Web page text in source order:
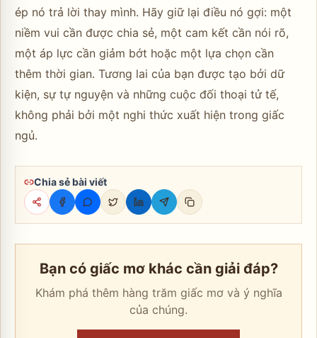
ép nó trả lời thay mình. Hãy giữ lại điều nó gợi: một
niềm vui cần được chia sẻ, một cam kết cần nói rõ,
một áp lực cần giảm bớt hoặc một lựa chọn cần
thêm thời gian. Tương lai của bạn được tạo bởi dữ
kiện, sự tự nguyện và những cuộc đối thoại tử tế,
không phải bởi một nghi thức xuất hiện trong giấc
ngủ.
Chia sẻ bài viết
Bạn có giấc mơ khác cần giải đáp?
Khám phá thêm hàng trăm giấc mơ và ý nghĩa
của chúng.